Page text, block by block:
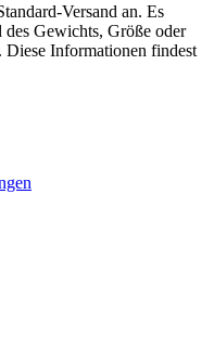
Versand an. Es
Gewichts, Größe oder
Diese Informationen findest